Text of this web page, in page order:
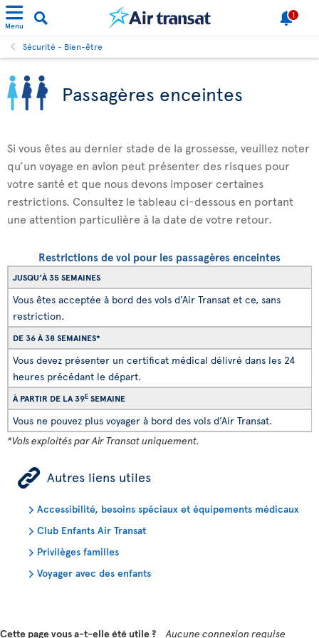
Menu
1
Sécurité - Bien-être
Passagères enceintes
Si vous êtes au dernier stade de la grossesse, veuillez noter
qu’un voyage en avion peut présenter des risques pour
votre santé et que nous devons imposer certaines
restrictions. Consultez le tableau ci-dessous en portant
une attention particulière à la date de votre retour.
Restrictions de vol pour les passagères enceintes
JUSQU’À 35 SEMAINES
Vous êtes acceptée à bord des vols d’Air Transat et ce, sans
restriction.
DE 36 À 38 SEMAINES*
Vous devez présenter un certificat médical délivré dans les 24
heures précédant le départ.
À PARTIR DE LA 39E SEMAINE
Vous ne pouvez plus voyager à bord des vols d’Air Transat.
*Vols exploités par Air Transat uniquement.
ÿ Autres liens utiles
Accessibilité, besoins spéciaux et équipements médicaux
Club Enfants Air Transat
Privilèges familles
Voyager avec des enfants
Cette page vous a-t-elle été utile ? Aucune connexion requise